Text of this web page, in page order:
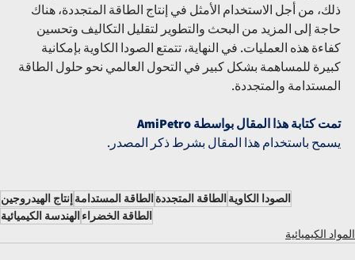
ذلك، من أجل الاستخدام الأمثل في إنتاج الطاقة المتجددة، هناك
حاجة إلى المزيد من البحث والتطوير لتقليل التكاليف وتحسين
كفاءة هذه العمليات. في النهاية، تتمتع الصودا الكاوية بإمكانية
كبيرة للمساهمة بشكل كبير في التحول العالمي نحو حلول الطاقة
المستدامة والمتجددة.
تمت كتابة هذا المقال بواسطة AmiPetro
يسمح باستخدام هذا المقال بشرط ذكر المصدر.
الصودا الكاوية الطاقة المتجددة الطاقة المستدامة إنتاج الهيدروجين
الطاقة الخضراء الهندسة الكيميائية
المواد الكيميائية